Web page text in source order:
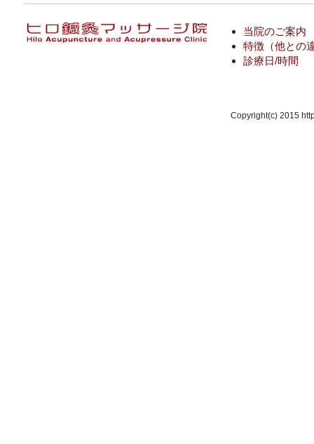
当院のご案内
特徴（他との
診療日/時間
Copyright(c) 2015